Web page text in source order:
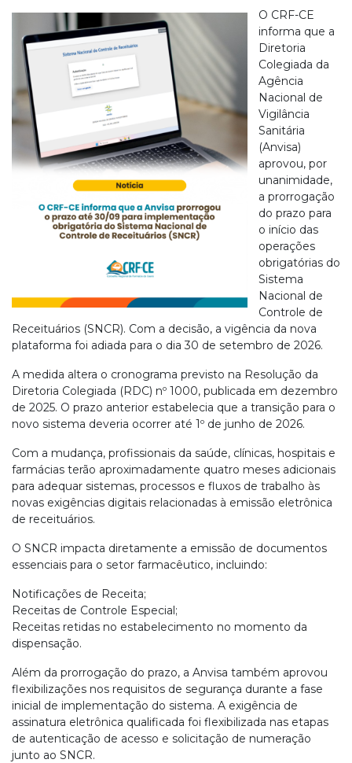
O CRF-CE
informa que a
Diretoria
Colegiada da
Agência
Nacional de
Vigilância
Sanitária
(Anvisa)
aprovou, por
unanimidade,
a prorrogação
do prazo para
o início das
operações
obrigatórias do
Sistema
Nacional de
Controle de
Receituários (SNCR). Com a decisão, a vigência da nova
plataforma foi adiada para o dia 30 de setembro de 2026.
A medida altera o cronograma previsto na Resolução da
Diretoria Colegiada (RDC) nº 1000, publicada em dezembro
de 2025. O prazo anterior estabelecia que a transição para o
novo sistema deveria ocorrer até 1º de junho de 2026.
Com a mudança, profissionais da saúde, clínicas, hospitais e
farmácias terão aproximadamente quatro meses adicionais
para adequar sistemas, processos e fluxos de trabalho às
novas exigências digitais relacionadas à emissão eletrônica
de receituários.
O SNCR impacta diretamente a emissão de documentos
essenciais para o setor farmacêutico, incluindo:
Notificações de Receita;
Receitas de Controle Especial;
Receitas retidas no estabelecimento no momento da
dispensação.
Além da prorrogação do prazo, a Anvisa também aprovou
flexibilizações nos requisitos de segurança durante a fase
inicial de implementação do sistema. A exigência de
assinatura eletrônica qualificada foi flexibilizada nas etapas
de autenticação de acesso e solicitação de numeração
junto ao SNCR.